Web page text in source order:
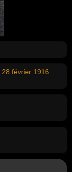
28 février 1916